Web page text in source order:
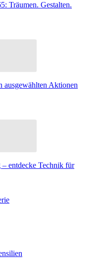
Träumen. Gestalten.
ausgewählten Aktionen
entdecke Technik für